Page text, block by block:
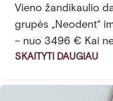
Vieno žandikaulio
grupės „Neodent“
– nuo 3496 € Kai
SKAITYTI DAUGIAU